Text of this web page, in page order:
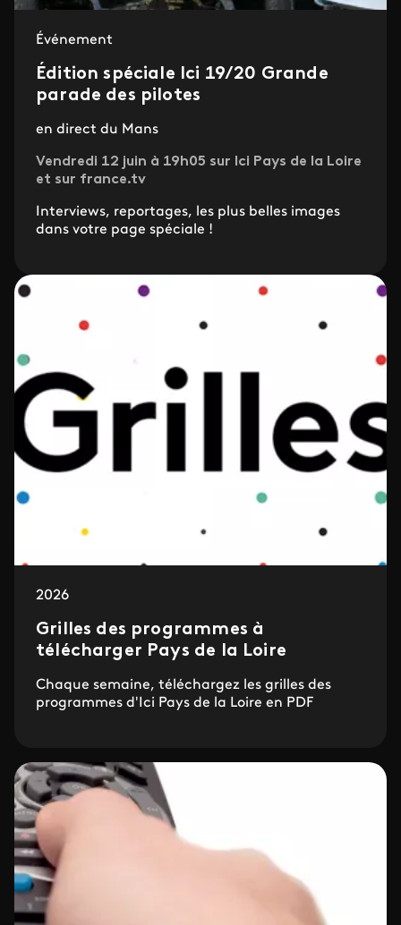
Événement
Édition spéciale Ici 19/20 Grande
parade des pilotes
en direct du Mans
Vendredi 12 juin à 19h05 sur Ici Pays de la Loire
et sur france.tv
Interviews, reportages, les plus belles images
dans votre page spéciale !
2026
Grilles des programmes à
télécharger Pays de la Loire
Chaque semaine, téléchargez les grilles des
programmes d'Ici Pays de la Loire en PDF